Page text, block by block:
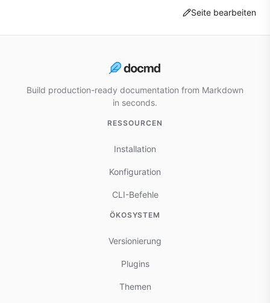
Seite bearbeiten
Build production-ready documentation from Markdown
in seconds.
RESSOURCEN
Installation
Konfiguration
CLI-Befehle
ÖKOSYSTEM
Versionierung
Plugins
Themen